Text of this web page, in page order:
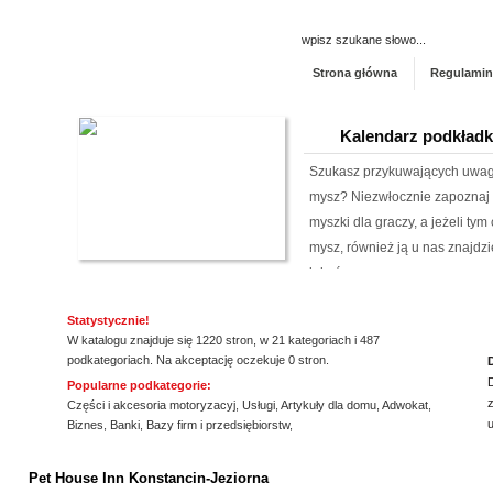
Strona główna
Kalendarz
Szukasz przykuwających
mysz? Niezwłocznie
myszki dla graczy, a jeżeli
mysz, również ją u nas
jakośc...
Akredytowane laboratorium
środowisku pracy i nie tylko.
Statystycznie!
W katalogu znajduje się 1220 stron, w 21 kategoriach i 487
podkategoriach. Na akceptację oczekuje 0 stron.
Popularne podkategorie:
Części i akcesoria motoryzacyj Usługi Artykuły dla domu Adwokat
Biznes
Banki Bazy firm i przedsiębiorstw,
Pet House Inn Konstancin-Jeziorna